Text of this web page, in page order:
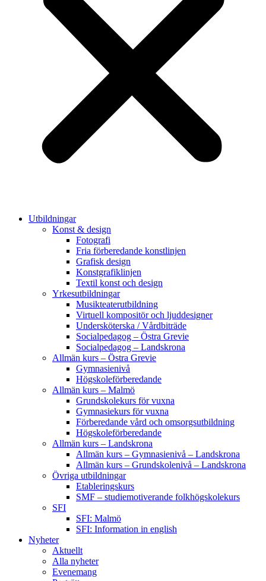
Utbildningar
Konst & design
Fotografi
Fria förberedande konstlinjen
Grafisk design
Konstgrafiklinjen
Textil konst och design
Yrkesutbildningar
Musikteaterutbildning
Virtuell kompositör och ljuddesigner
Undersköterska / Vårdbiträde
Socialpedagog – Östra Grevie
Socialpedagog – Landskrona
Allmän kurs – Östra Grevie
Gymnasienivå
Högskoleförberedande
Allmän kurs – Malmö
Grundskolekurs för vuxna
Gymnasiekurs för vuxna
Förberedande vård och omsorgsutbildning
Högskoleförberedande
Allmän kurs – Landskrona
Allmän kurs – Gymnasienivå – Landskrona
Allmän kurs – Grundskolenivå – Landskrona
Övriga utbildningar
Etableringskurs
SMF – studiemotiverande folkhögskolekurs
SFI
SFI: Malmö
SFI: Information in english
Nyheter
Aktuellt
Alla nyheter
Evenemang